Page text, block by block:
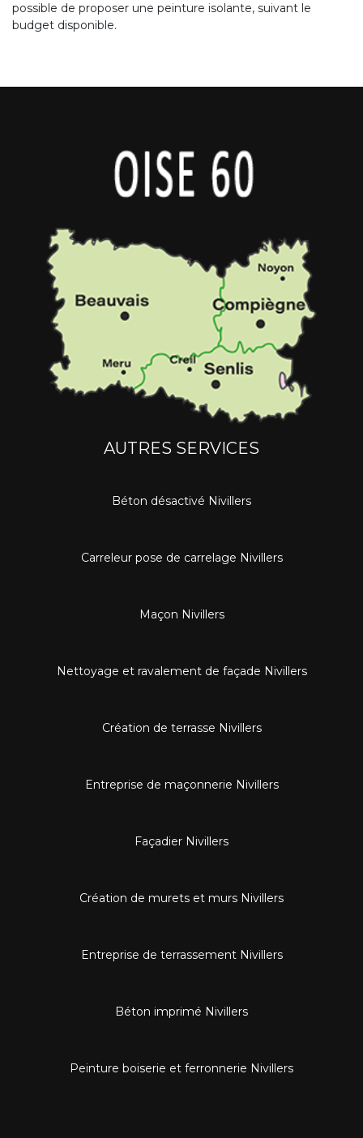
possible de proposer une peinture isolante, suivant le
budget disponible.
AUTRES SERVICES
Béton désactivé Nivillers
Carreleur pose de carrelage Nivillers
Maçon Nivillers
Nettoyage et ravalement de façade Nivillers
Création de terrasse Nivillers
Entreprise de maçonnerie Nivillers
Façadier Nivillers
Création de murets et murs Nivillers
Entreprise de terrassement Nivillers
Béton imprimé Nivillers
Peinture boiserie et ferronnerie Nivillers